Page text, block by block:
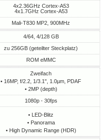
4x2.36GHz Cortex-A53
4x1.7GHz Cortex-A53
Mali-T830 MP2, 900MHz
4/64, 4/128 GB
zu 256GB (geteilter Steckplatz)
ROM eMMC
Zweifach
• 16MP, f/2.2, 1/3.1", 1.0µm, PDAF
• 2MP (depth)
1080p - 30fps
• LED-Blitz
• Panorama
• High Dynamic Range (HDR)